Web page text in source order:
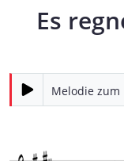
Es
Melodie zum